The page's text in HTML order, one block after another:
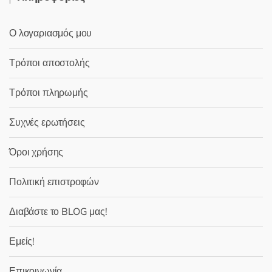
Ο λογαριασμός μου
Τρόποι αποστολής
Τρόποι πληρωμής
Συχνές ερωτήσεις
Όροι χρήσης
Πολιτική επιστροφών
Διαβάστε το BLOG μας!
Εμείς!